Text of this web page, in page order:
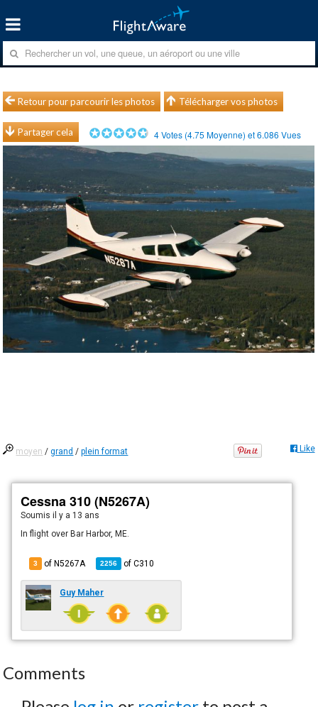
Retour pour parcourir les photos Télécharger vos photos
Partager cela 4Votes (4.75 Moyenne) et6.086 Vues
moyen /grand /plein format Like
Cessna 310 (N5267A)
Soumisil y a 13 ans
In flight over Bar Harbor, ME.
3 of N5267A 2256 ofC310
Guy Maher
Comments